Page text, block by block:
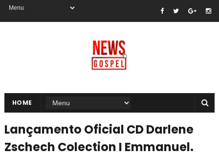
HOME
Lançamento Oficial CD Darlene
Zschech Colection I Emmanuel.